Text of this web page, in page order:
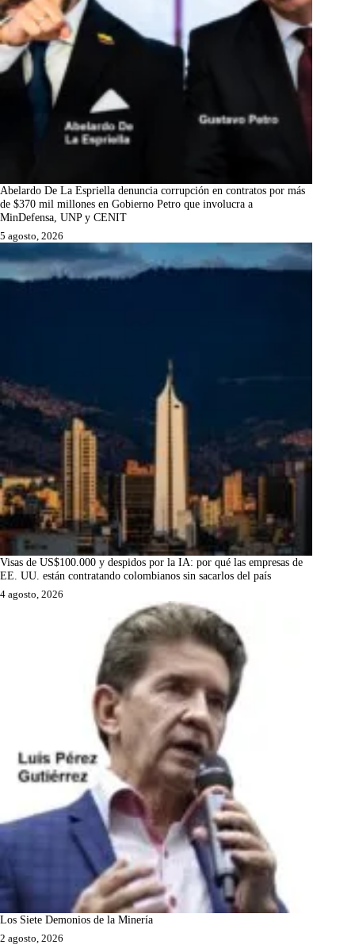
Abelardo De La Espriella denuncia corrupción en contratos por más
de $370 mil millones en Gobierno Petro que involucra a
MinDefensa, UNP y CENIT
5 agosto, 2026
Visas de US$100.000 y despidos por la IA: por qué las empresas de
EE. UU. están contratando colombianos sin sacarlos del país
4 agosto, 2026
Los Siete Demonios de la Minería
2 agosto, 2026